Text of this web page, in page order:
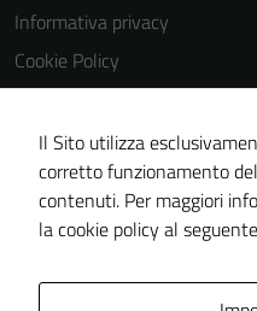
Informativa privacy
Cookie Policy
Dichiarazione di accessibilità
Obiettivi di accessibilità
Piano di miglioramento del
Il Sito utilizza
corretto funzionamento
contenuti. Per maggiori
la cookie policy al